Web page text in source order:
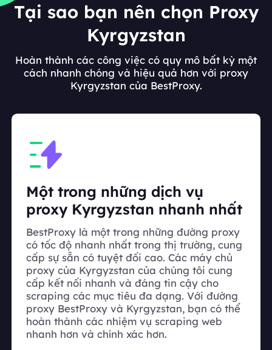
Tại sao bạn nên chọn Proxy
Kyrgyzstan
Hoàn thành các công việc có quy mô bất kỳ một
cách nhanh chóng và hiệu quả hơn với proxy
Kyrgyzstan của BestProxy.
Một trong những dịch vụ
proxy Kyrgyzstan nhanh nhất
BestProxy là một trong những đường proxy
có tốc độ nhanh nhất trong thị trường, cung
cấp sự sẵn có tuyệt đối cao. Các máy chủ
proxy của Kyrgyzstan của chúng tôi cung
cấp kết nối nhanh và đáng tin cậy cho
scraping các mục tiêu đa dạng. Với đường
proxy BestProxy và Kyrgyzstan, bạn có thể
hoàn thành các nhiệm vụ scraping web
nhanh hơn và chính xác hơn.